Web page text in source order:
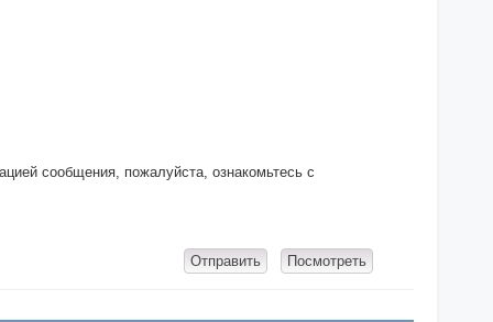
сообщения, пожалуйста, ознакомьтесь с